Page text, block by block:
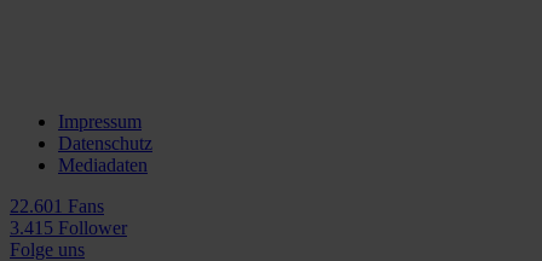
Impressum
Datenschutz
Mediadaten
22.601 Fans
3.415 Follower
Folge uns